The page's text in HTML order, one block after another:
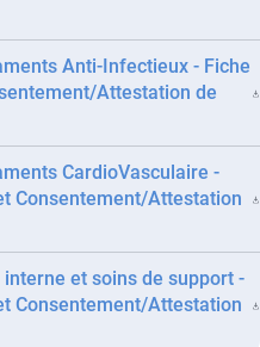
Anti-Infectieux - Fiche
Attestation de
CardioVasculaire -
Consentement/Attestation
et soins de support -
Consentement/Attestation